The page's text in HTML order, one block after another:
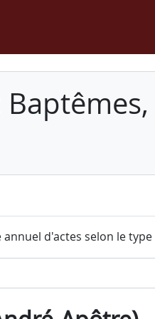
d'actes selon le type